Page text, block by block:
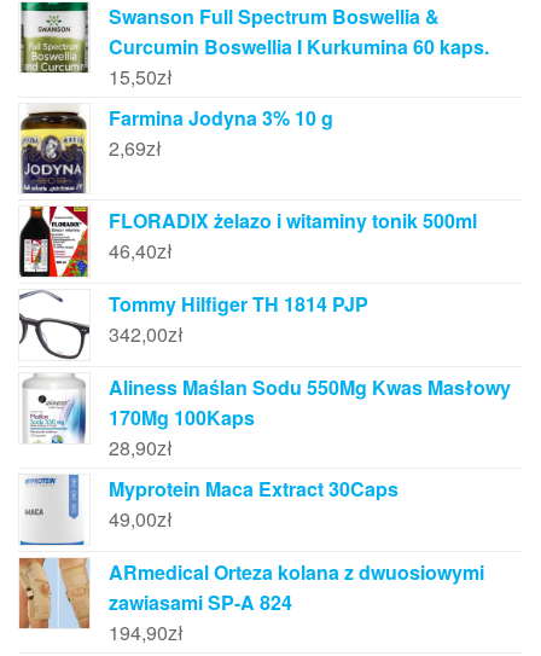
Swanson Full Spectrum Boswellia &
Curcumin Boswellia I Kurkumina 60 kaps.
15,50zł
Farmina Jodyna 3% 10 g
2,69zł
FLORADIX żelazo i witaminy tonik 500ml
46,40zł
Tommy Hilfiger TH 1814 PJP
342,00zł
Aliness Maślan Sodu 550Mg Kwas Masłowy
170Mg 100Kaps
28,90zł
Myprotein Maca Extract 30Caps
49,00zł
ARmedical Orteza kolana z dwuosiowymi
zawiasami SP-A 824
194,90zł